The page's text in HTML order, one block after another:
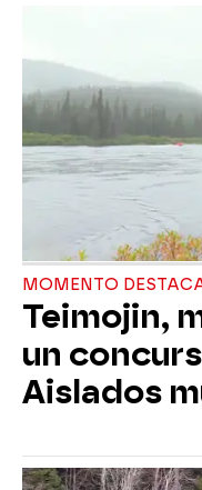
MOMENTO
Teimojin,
un
Aislados